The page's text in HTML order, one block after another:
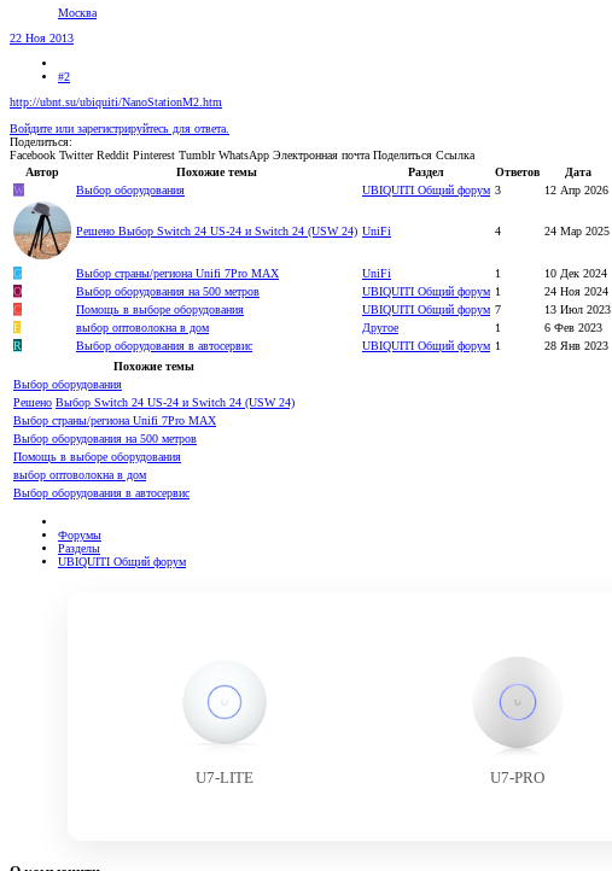
Москва
22 Ноя 2013
#2
http://ubnt.su/ubiquiti/NanoStationM2.htm
Войдите или зарегистрируйтесь для ответа.
Поделиться:
Facebook Twitter Reddit Pinterest Tumblr WhatsApp Электронная почта Поделиться Ссылка
Автор
Похожие темы Раздел Ответов
Дата
W
Выбор оборудования UBIQUITI Общий форум 3 12 Апр 2026
Решено Выбор Switch 24 US-24 и Switch 24 (USW 24) UniFi 4 24 Мар 2025
G Выбор страны/региона Unifi 7Pro MAX UniFi 1
10 Дек 2024
O
Выбор оборудования на 500 метров UBIQUITI Общий форум 1
24 Ноя 2024
С
Помощь в выборе оборудования UBIQUITI Общий форум 7
13 Июл 2023
Е
выбор оптоволокна в дом Другое 1
6 Фев 2023
R
Выбор оборудования в автосервис UBIQUITI Общий форум 1
28 Янв 2023
Похожие темы
Выбор оборудования
Решено Выбор Switch 24 US-24 и Switch 24 (USW 24)
Выбор страны/региона Unifi 7Pro MAX
Выбор оборудования на 500 метров
Помощь в выборе оборудования
выбор оптоволокна в дом
Выбор оборудования в автосервис
Форумы
Разделы
UBIQUITI Общий форум
U7-LITE U7-PRO